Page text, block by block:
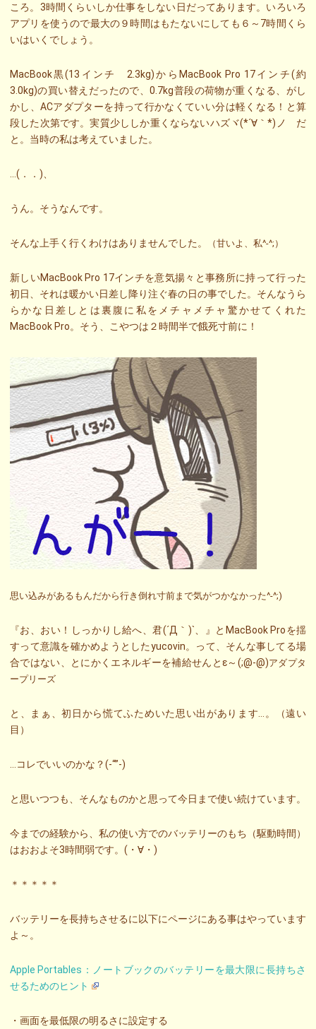
ころ。3時間くらいしか仕事をしない日だってあります。いろいろ
アプリを使うので最大の９時間はもたないにしても６～7時間くら
いはいくでしょう。
MacBook黒(13インチ 2.3kg)からMacBook Pro 17インチ(約
3.0kg)の買い替えだったので、0.7kg普段の荷物が重くなる、がし
かし、ACアダプターを持って行かなくていい分は軽くなる！と算
段した次第です。実質少ししか重くならないハズヾ(*´∀｀*)ノ だ
と。当時の私は考えていました。
…(．．)、
うん。そうなんです。
そんな上手く行くわけはありませんでした。 （甘いよ、私^-^;）
新しいMacBook Pro 17インチを意気揚々と事務所に持って行った
初日、それは暖かい日差し降り注ぐ春の日の事でした。そんなうら
らかな日差しとは裏腹に私をメチャメチャ驚かせてくれた
MacBook Pro。そう、こやつは２時間半で餓死寸前に！
思い込みがあるもんだから行き倒れ寸前まで気がつかなかった^-^;)
『お、おい！しっかりし給へ、君(´Д｀)`、』とMacBook Proを揺
すって意識を確かめようとしたyucovin。って、そんな事してる場
合ではない、とにかくエネルギーを補給せんとε～(;@-@)アダプタ
ープリーズ
と、まぁ、初日から慌てふためいた思い出があります…。（遠い
目）
…コレでいいのかな？(-“”-)
と思いつつも、そんなものかと思って今日まで使い続けています。
今までの経験から、私の使い方でのバッテリーのもち（駆動時間）
はおおよそ3時間弱です。(・∀・)
＊＊＊＊＊
バッテリーを長持ちさせるに以下にページにある事はやっています
よ～。
Apple Portables：ノートブックのバッテリーを最大限に長持ちさ
せるためのヒント
・画面を最低限の明るさに設定する